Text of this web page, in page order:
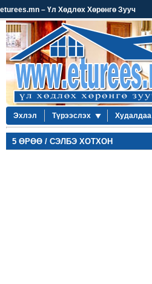
eturees.mn – Үл Хөдлөх Хөрөнгө Зууч
Эхлэл Түрээслэх Худалдаа
5 ӨРӨӨ / СЭЛБЭ ХОТХОН